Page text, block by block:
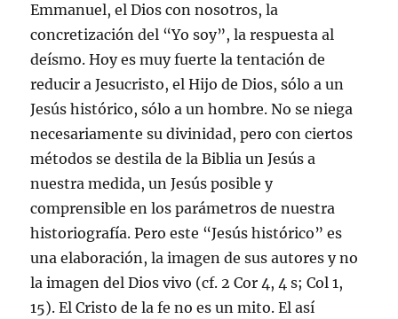
Emmanuel, el Dios con nosotros, la
concretización del “Yo soy”, la respuesta al
deísmo. Hoy es muy fuerte la tentación de
reducir a Jesucristo, el Hijo de Dios, sólo a un
Jesús histórico, sólo a un hombre. No se niega
necesariamente su divinidad, pero con ciertos
métodos se destila de la Biblia un Jesús a
nuestra medida, un Jesús posible y
comprensible en los parámetros de nuestra
historiografía. Pero este “Jesús histórico” es
una elaboración, la imagen de sus autores y no
la imagen del Dios vivo (cf. 2 Cor 4, 4 s; Col 1,
15). El Cristo de la fe no es un mito. El así